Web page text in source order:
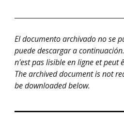
El documento archivado no se
puede descargar a
n'est pas lisible en ligne et peut
The archived document is not
be downloaded below.